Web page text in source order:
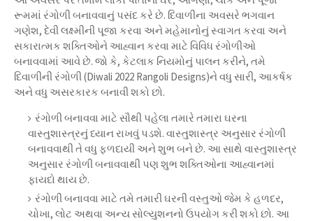
રૂમમાં રંગોળી બનાવવાનું પસંદ કરે છે. દિવાળીના અવસરે ભગવાન
ગણેશ, દેવી લક્ષ્મીની પૂજા કરવા અને મહેમાનોનું સ્વાગત કરવા અને
સકારાત્મક શક્તિઓને આહ્વાન કરવા માટે વિવિધ રંગોળીઓ
બનાવવામાં આવે છે. જો કે, કેટલાક નિયમોનું પાલન કરીને, તમે
દિવાળીની રંગોળી (Diwali 2022 Rangoli Designs)ને વધુ સારી, આકર્ષક
અને વધુ અસરકારક બનાવી શકો છો.
રંગોળી બનાવવા માટે સૌથી પહેલા તમારે તમારા ઘરના
વાસ્તુશાસ્ત્રનું ધ્યાન રાખવું પડશે. વાસ્તુશાસ્ત્ર અનુસાર રંગોળી
બનાવવાથી તે વધુ ફળદાયી અને શુભ બને છે. આ સાથે વાસ્તુશાસ્ત્ર
અનુસાર રંગોળી બનાવવાથી પણ શુભ શક્તિઓના આહ્વાનમાં
ફાયદો થાય છે.
રંગોળી બનાવવા માટે તમે તમારી ઘરની વસ્તુઓ જેમ કે હળદર,
ચોખા, લોટ અથવા અન્ય સોલ્યુશનનો ઉપયોગ કરી શકો છો. આ